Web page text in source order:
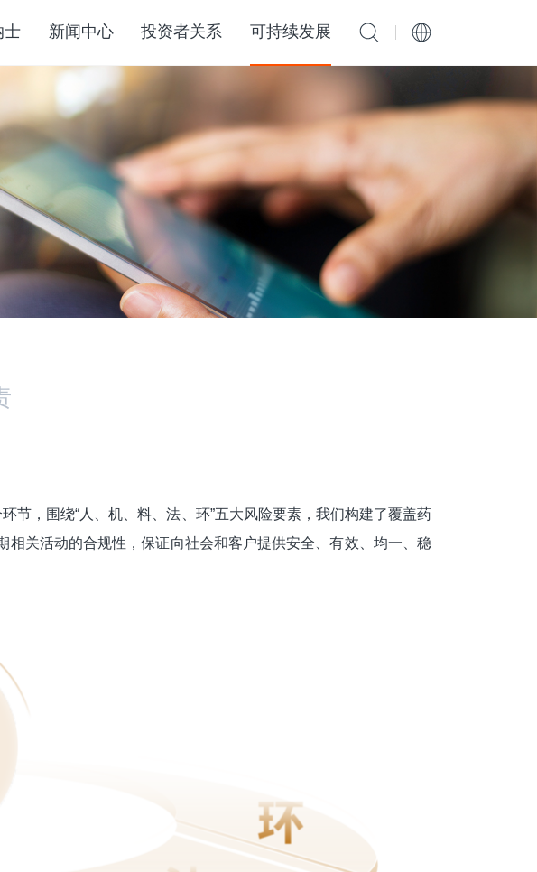
士 新闻中心 投资者关系 可持续发展
节，围绕“人、机、料、法、环”五大风险要素，我们构建了覆盖药
关活动的合规性，保证向社会和客户提供安全、有效、均一、稳